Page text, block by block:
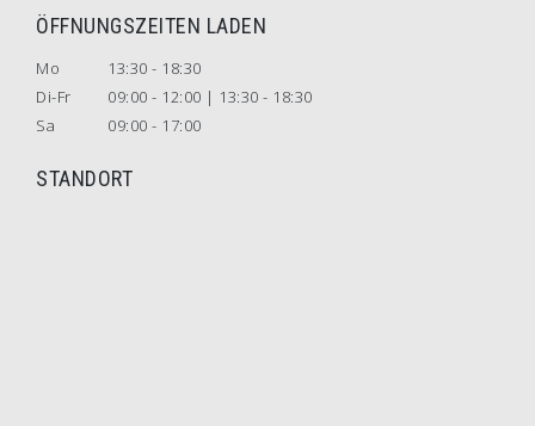
ÖFFNUNGSZEITEN LADEN
Mo
13:30 - 18:30
Di-Fr
09:00 - 12:00 | 13:30 - 18:30
Sa
09:00 - 17:00
STANDORT